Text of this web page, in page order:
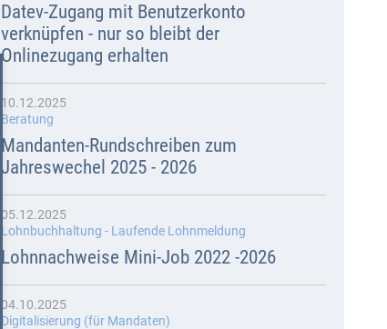
Datev-Zugang mit Benutzerkonto
verknüpfen - nur so bleibt der
Onlinezugang erhalten
10.12.2025
Beratung
Mandanten-Rundschreiben zum
Jahreswechel 2025 - 2026
05.12.2025
Lohnbuchhaltung - Laufende Lohnmeldung
Lohnnachweise Mini-Job 2022 -2026
04.10.2025
Digitalisierung (für Mandaten)